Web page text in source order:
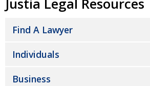
Justia Legal Resources
Find A Lawyer
Individuals
Business